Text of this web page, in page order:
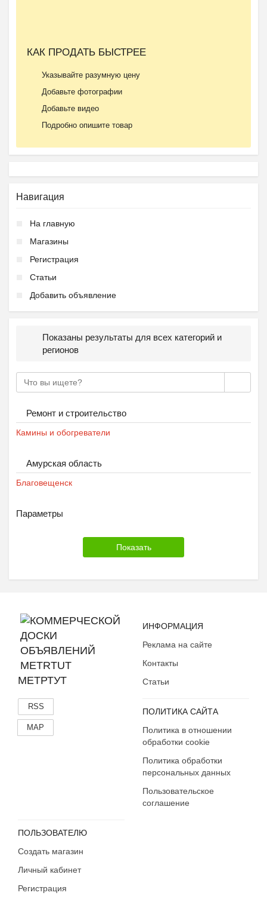
КАК ПРОДАТЬ БЫСТРЕЕ
Указывайте разумную цену
Добавьте фотографии
Добавьте видео
Подробно опишите товар
Навигация
На главную
Магазины
Регистрация
Статьи
Добавить объявление
Показаны результаты для всех категорий и
регионов
Ремонт и строительство
Камины и обогреватели
Амурская область
Благовещенск
Параметры
МЕТРТУТ
RSS
MAP
ИНФОРМАЦИЯ
Реклама на сайте
Контакты
Статьи
ПОЛИТИКА САЙТА
Политика в отношении
обработки cookie
Политика обработки
персональных данных
Пользовательское
соглашение
ПОЛЬЗОВАТЕЛЮ
Создать магазин
Личный кабинет
Регистрация